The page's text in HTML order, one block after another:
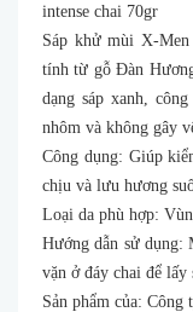
intense chai 70gr
Sáp khử mùi X-
tính từ gỗ Đàn
dạng sáp xanh,
nhôm và không gây
Công dụng: Giúp
chịu và lưu hương
Loại da phù hợp:
Hướng dẫn sử dụng:
vặn ở đáy chai để lấy
Sản phẩm của: Công